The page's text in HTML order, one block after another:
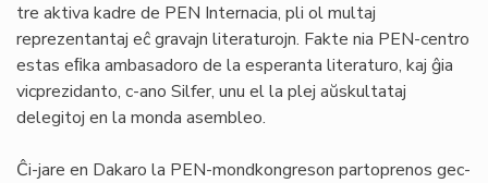
tre aktiva kadre de PEN Internacia, pli ol multaj
reprezentantaj eĉ gravajn literaturojn. Fakte nia PEN-centro
estas eﬁka ambasadoro de la esperanta literaturo, kaj ĝia
vicprezidanto, c-ano Silfer, unu el la plej aŭskultataj
delegitoj en la monda asembleo.
Ĉi-jare en Dakaro la PEN-mondkongreson partoprenos gec-